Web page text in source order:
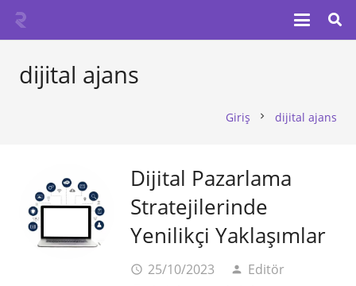
dijital ajans
Giriş chevron_right dijital ajans
Dijital Pazarlama
Stratejilerinde
Yenilikçi Yaklaşımlar
access_time 25/10/2023 person Editör